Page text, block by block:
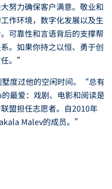
努力确保客户满意。敬业和
作环境，数字化发展以及生
可靠性和言语背后的支撑帮
。如果你持之以恒、勇于创
。”
度过他的空闲时间。“总有
最爱：戏剧、电影和阅读是
盟担任志愿者。自2010年
Malev的成员。”